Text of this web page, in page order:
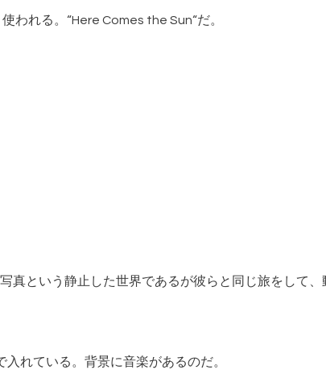
われる。“Here Comes the Sun“だ。
真という静止した世界であるが彼らと同じ旅をして
れている。背景に音楽があるのだ。